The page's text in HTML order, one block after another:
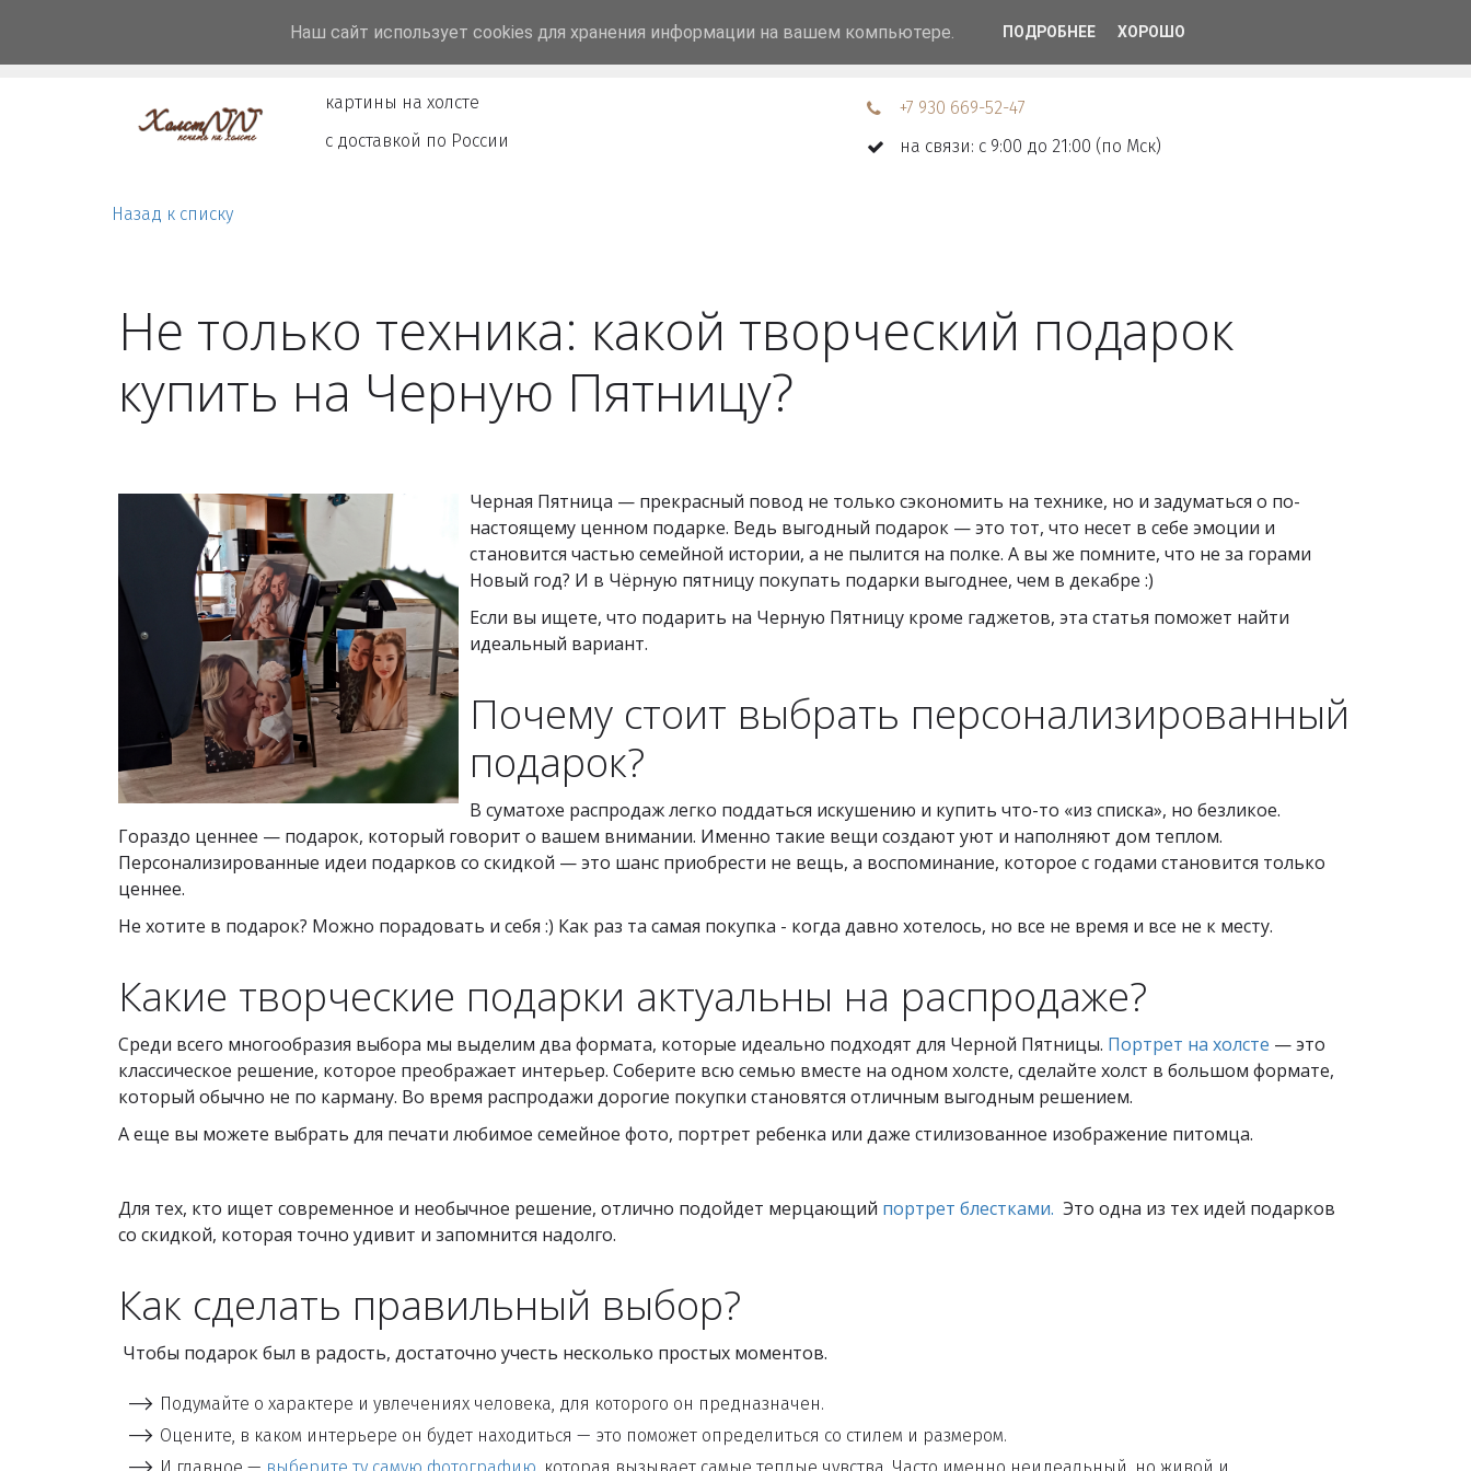
Стили Портрет блестками Цены Отзывы Доставка и оплата Заказать
картины на холсте
с доставкой по России
+7 930 669-52-47
на связи: с 9:00 до 21:00 (по Мск)
Назад к списку
Не только техника: какой творческий подарок
купить на Черную Пятницу?
Черная Пятница — прекрасный повод не только сэкономить на технике, но и задуматься о по-
настоящему ценном подарке. Ведь выгодный подарок — это тот, что несет в себе эмоции и
становится частью семейной истории, а не пылится на полке. А вы же помните, что не за горами
Новый год? И в Чёрную пятницу покупать подарки выгоднее, чем в декабре :)
Если вы ищете, что подарить на Черную Пятницу кроме гаджетов, эта статья поможет найти
идеальный вариант.
Почему стоит выбрать персонализированный
подарок?
В суматохе распродаж легко поддаться искушению и купить что-то «из списка», но безликое.
Гораздо ценнее — подарок, который говорит о вашем внимании. Именно такие вещи создают уют и наполняют дом теплом.
Персонализированные идеи подарков со скидкой — это шанс приобрести не вещь, а воспоминание, которое с годами становится только
ценнее.
Не хотите в подарок? Можно порадовать и себя :) Как раз та самая покупка - когда давно хотелось, но все не время и все не к месту.
Какие творческие подарки актуальны на распродаже?
Среди всего многообразия выбора мы выделим два формата, которые идеально подходят для Черной Пятницы. Портрет на холсте — это
классическое решение, которое преображает интерьер. Соберите всю семью вместе на одном холсте, сделайте холст в большом формате,
который обычно не по карману. Во время распродажи дорогие покупки становятся отличным выгодным решением.
А еще вы можете выбрать для печати любимое семейное фото, портрет ребенка или даже стилизованное изображение питомца.
Для тех, кто ищет современное и необычное решение, отлично подойдет мерцающий портрет блестками. Это одна из тех идей подарков
со скидкой, которая точно удивит и запомнится надолго.
Как сделать правильный выбор?
Чтобы подарок был в радость, достаточно учесть несколько простых моментов.
Подумайте о характере и увлечениях человека, для которого он предназначен.
Оцените, в каком интерьере он будет находиться — это поможет определиться со стилем и размером.
Наш сайт использует cookies для хранения информации на вашем компьютере. ПОДРОБНЕЕ ХОРОШО